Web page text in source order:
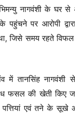
नागवंशी के घर
पहुंचने पर आरोपी
जिसे समय रहते
में तानसिंह
फसल की खेती किए
एवं तने के सूखे